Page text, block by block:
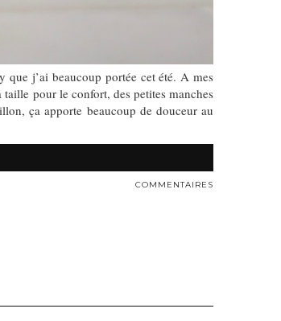
j’ai beaucoup portée cet été. A mes
pour le confort, des petites manches
ça apporte beaucoup de douceur au
COMMENTAIRES